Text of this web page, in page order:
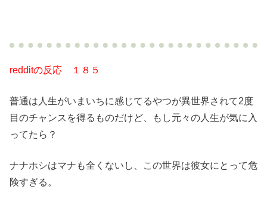
redditの反応 １８５
普通は人生がいまいちに感じてるやつが異世界されて2度
目のチャンスを得るものだけど、もし元々の人生が気に入
ってたら？
ナナホシはマナも全くないし、この世界は彼女にとって危
険すぎる。